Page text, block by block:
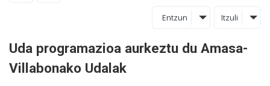
Entzun Itzuli
Uda programazioa aurkeztu du Amasa-
Villabonako Udalak